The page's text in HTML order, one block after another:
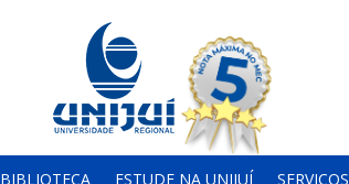
BIBLIOTECA ESTUDE NA UNIJUÍ SERVIÇOS